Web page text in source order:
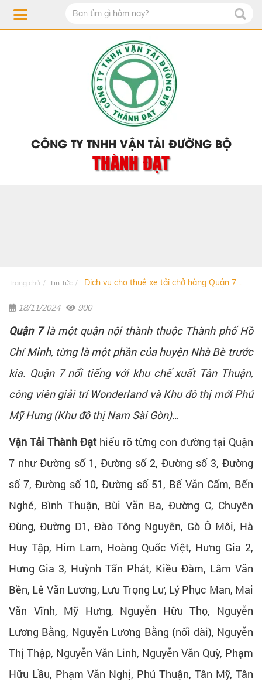
CÔNG TY TNHH VẬN TẢI ĐƯỜNG BỘ
THÀNH ĐẠT
Trang chủ Tin Tức Dịch vụ cho thuê xe tải chở hàng Quận 7...
18/11/2024 900
Quận 7là một quận nội thành thuộc Thành phố Hồ
Chí Minh, từng là một phần của huyện Nhà Bè trước
kia. Quận 7 nổi tiếng với khu chế xuất Tân Thuận,
công viên giải trí Wonderland và Khu đô thị mới Phú
Mỹ Hưng (Khu đô thị Nam Sài Gòn)…
Vận Tải Thành Đạt hiểu rõ từng con đường tại Quận
7 như Đường số 1, Đường số 2, Đường số 3, Đường
số 7, Đường số 10, Đường số 51, Bế Văn Cấm, Bến
Nghé, Bình Thuận, Bùi Văn Ba, Đường C, Chuyên
Đùng, Đường D1, Đào Tông Nguyên, Gò Ô Môi, Hà
Huy Tập, Him Lam, Hoàng Quốc Việt, Hưng Gia 2,
Hưng Gia 3, Huỳnh Tấn Phát, Kiều Đàm, Lâm Văn
Bền, Lê Văn Lương, Lưu Trọng Lư, Lý Phục Man, Mai
Văn Vĩnh, Mỹ Hưng, Nguyễn Hữu Thọ, Nguyễn
Lương Bằng, Nguyễn Lương Bằng (nối dài), Nguyễn
Thị Thập, Nguyễn Văn Linh, Nguyễn Văn Quỳ, Phạm
Hữu Lầu, Phạm Văn Nghị, Phú Thuận, Tân Mỹ, Tân